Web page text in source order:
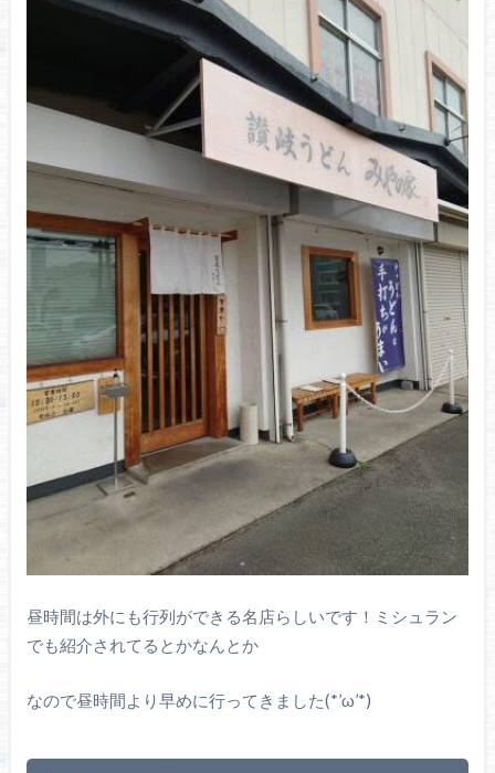
昼時間は外にも行列ができる名店らしいです！ミシュラン
でも紹介されてるとかなんとか
なので昼時間より早めに行ってきました(*’ω’*)